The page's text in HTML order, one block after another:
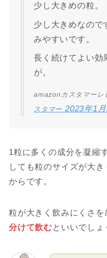
少し大きめの粒。
少し大きめなので
みやすいです。
長く続けてよい効
が。
amazonカスタマーレ
スタマー2023年1
1粒に多くの成分を凝縮
しても粒のサイズが大
からです。
粒が大きく飲みにくさを
分けて飲む といいでしょ